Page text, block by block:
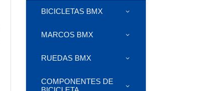
BICICLETAS BMX
MARCOS BMX
RUEDAS BMX
COMPONENTES DE